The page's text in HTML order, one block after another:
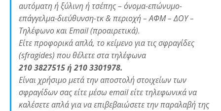
αυτόματη ή ξύλινη ή τσέπης – όνομα-επώνυμο-
επάγγελμα-διεύθυνση-τκ & περιοχή – ΑΦΜ – ΔΟΥ –
Τηλέφωνο και Email (προαιρετικά).
Είτε προφορικά απλά, το κείμενο για τις σφραγίδες
(sfragides) που θέλετε στα τηλέφωνα
210 3827515 ή 210 3301978.
Είναι χρήσιμο μετά την αποστολή στοιχείων των
σφραγίδων σας είτε μέσω email είτε τηλεφωνικά να
καλέσετε απλά για να επιβεβαιώσετε την παραλαβή της